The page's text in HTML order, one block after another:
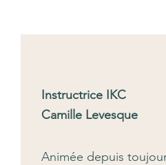
Instructrice IKC
Camille Levesque
Animée depuis